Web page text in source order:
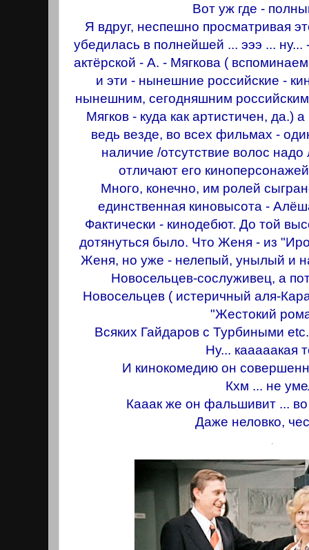
Вот уж где -
Я вдруг, неспешно просматривая
убедилась в полнейшей ... эээ ... ну...
актёрской - А. - Мягкова (
и эти - нынешние российские -
нынешним, сегодняшним
Мягков - куда как артистичен, да.)
ведь везде, во всех фильмах -
наличие /отсутствие волос
отличают его
Много, конечно, им ролей
единственная киновысота -
Фактически - кинодебют. До той
дотянуться было. Что Женя - из
Женя, но уже - нелепый, унылый и
Новосельцев-сослуживец, а
Новосельцев ( истеричный аля-
"Жестокий
Всяких Гайдаров с Турбиными
Ну... каaaaaкая
И кинокомедию он
Кхм ... не
Кааак же он фальшивит ...
Даже неловко,
.